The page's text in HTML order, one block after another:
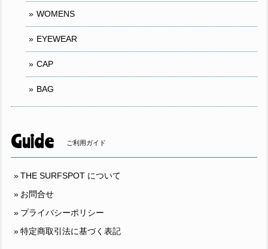
WOMENS
EYEWEAR
CAP
BAG
Guide ご利用ガイド
THE SURFSPOT について
お問合せ
プライバシーポリシー
特定商取引法に基づく表記